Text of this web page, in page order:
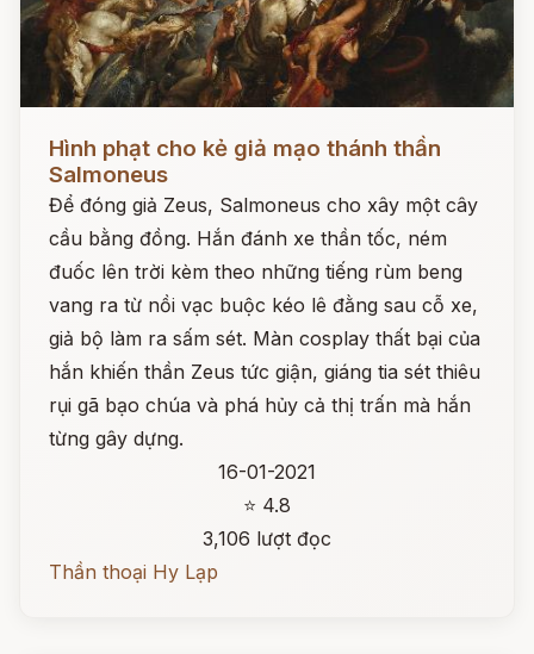
Hình phạt cho kẻ giả mạo thánh thần
Salmoneus
Để đóng giả Zeus, Salmoneus cho xây một cây
cầu bằng đồng. Hắn đánh xe thần tốc, ném
đuốc lên trời kèm theo những tiếng rùm beng
vang ra từ nồi vạc buộc kéo lê đằng sau cỗ xe,
giả bộ làm ra sấm sét. Màn cosplay thất bại của
hắn khiến thần Zeus tức giận, giáng tia sét thiêu
rụi gã bạo chúa và phá hủy cả thị trấn mà hắn
từng gây dựng.
16-01-2021
⭐ 4.8
3,106 lượt đọc
Thần thoại Hy Lạp